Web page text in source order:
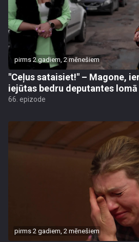
pirms 2 gadiem, 2 mēnešiem
"Ceļus sataisiet!" – Magone,
iejūtas bedru deputantes lomā
66. epizode
pirms 2 gadiem, 2 mēnešiem